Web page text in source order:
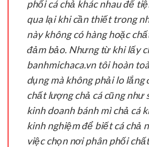
phối cá chả khác nhau để
qua lại khi cần thiết trong
này không có hàng hoặc
đảm bảo. Nhưng từ khi lấy
banhmichaca.vn tôi hoàn
dụng mà không phải lo lắng
chất lượng chả cá cũng như
kinh doanh bánh mì chả cá
kinh nghiệm để biết cá chả
việc chọn nơi phân phối